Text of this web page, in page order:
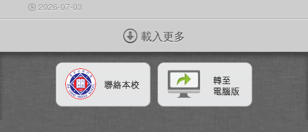
2026-07-03
載入更多